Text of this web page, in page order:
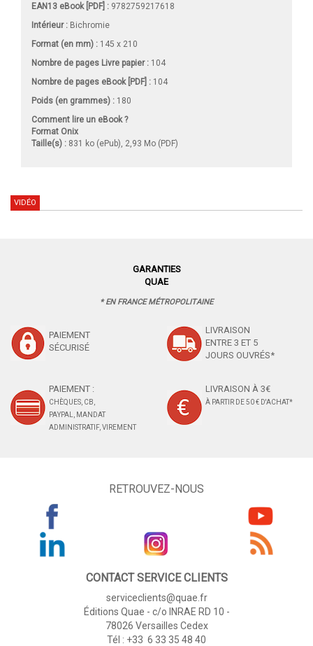
EAN13 eBook [PDF] : 9782759217618
Intérieur : Bichromie
Format (en mm) : 145 x 210
Nombre de pages Livre papier: 104
Nombre de pages eBook [PDF] : 104
Poids (en grammes) : 180
Comment lire un eBook ?
Format Onix
Taille(s) : 831 ko (ePub), 2,93 Mo (PDF)
VIDÉO
GARANTIES
QUAE
* EN FRANCE MÉTROPOLITAINE
PAIEMENT
SÉCURISÉ
LIVRAISON
ENTRE 3 ET 5
JOURS OUVRÉS*
PAIEMENT :
CHÈQUES, CB,
PAYPAL, MANDAT
ADMINISTRATIF, VIREMENT
LIVRAISON À 3€
À PARTIR DE 50 € D'ACHAT*
RETROUVEZ-NOUS
CONTACT SERVICE CLIENTS
serviceclients@quae.fr
Éditions Quae - c/o INRAE RD 10 -
78026 Versailles Cedex
Tél : +33 6 33 35 48 40